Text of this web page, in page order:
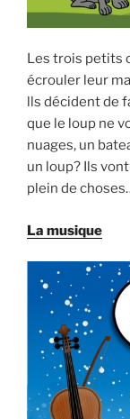
Les trois petits
écrouler leur
lls décident de
que le loup ne
nuages, un
un loup? Ils
plein de
La musique